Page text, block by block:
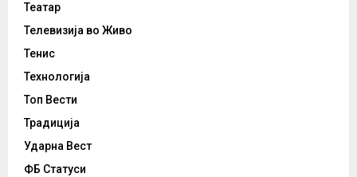
Театар
Телевизија во Живо
Тенис
Технологија
Топ Вести
Традиција
Ударна Вест
ФБ Статуси